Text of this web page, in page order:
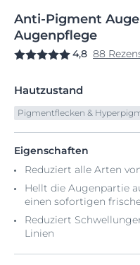
Anti-Pigment
Augenpflege
4,8 88
Hautzustand
Pigmentflecken &
Eigenschaften
Reduziert alle Arten
Hellt die Augenpartie
einen sofortigen
Reduziert
Linien